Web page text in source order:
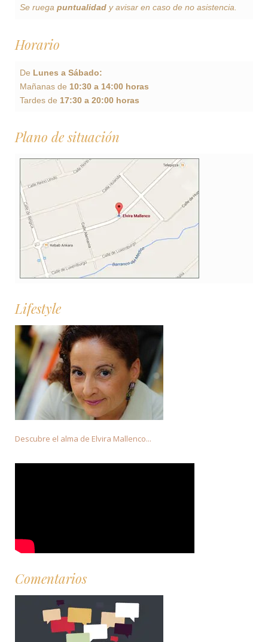
Se ruega puntualidady avisar en caso de no asistencia.
Horario
De Lunes a Sábado:
Mañanas de 10:30 a 14:00 horas
Tardes de 17:30 a 20:00 horas
Plano de situación
Lifestyle
Descubre el alma de Elvira Mallenco...
Comentarios